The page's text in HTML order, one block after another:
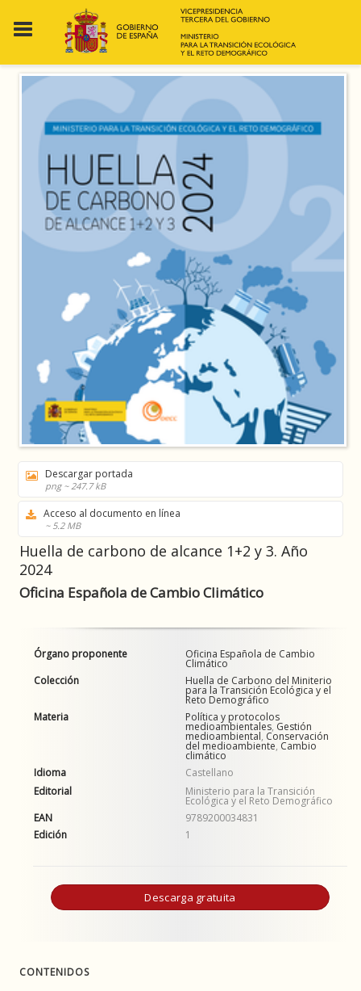
Descargar portada
png ~ 247.7 kB
Acceso al documento en línea
~ 5.2 MB
Huella de carbono de alcance 1+2 y 3. Año
2024
Oficina Española de Cambio Climático
Órgano proponente Oficina Española de Cambio
Climático
Colección
Huella de Carbono del Miniterio
para la Transición Ecológica y el
Reto Demográfico
Materia
Política y protocolos
medioambientales, Gestión
medioambiental, Conservación
del medioambiente, Cambio
climático
Idioma
Castellano
Editorial
Ministerio para la Transición
Ecológica y el Reto Demográfico
EAN
9789200034831
Edición
1
Descarga gratuita
CONTENIDOS